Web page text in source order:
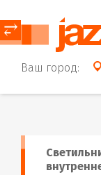
Ваш город:
⥂